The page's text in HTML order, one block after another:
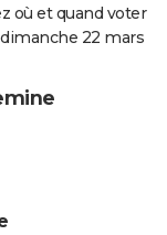
où et quand voter
22 mars